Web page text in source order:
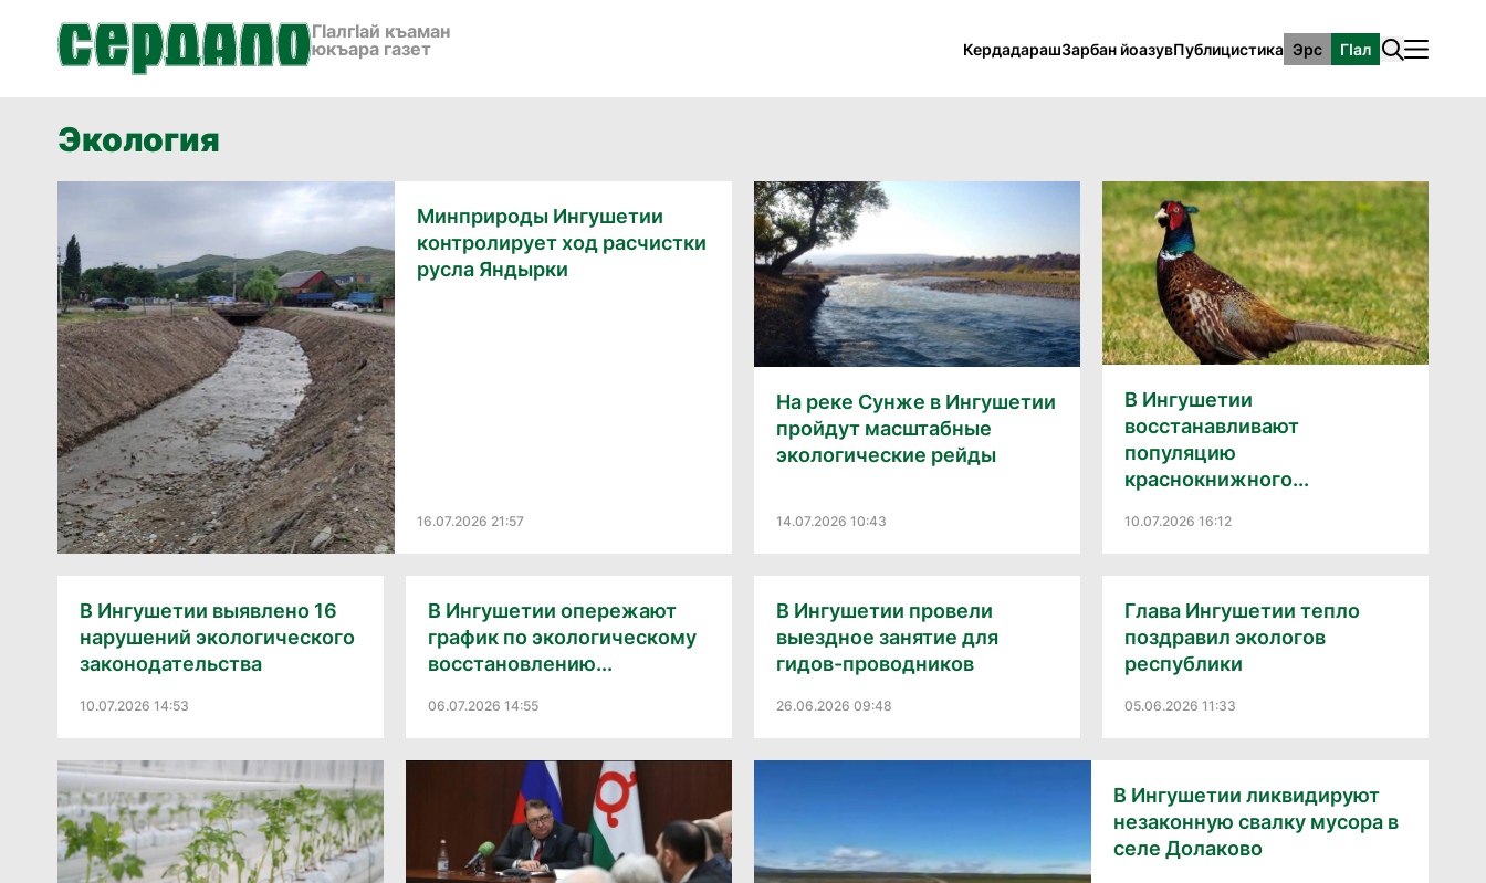
ГӀалгӀай къаман
юкъара газет
КердадарашЗарбан йоазувПублицистика Эрс ГӀал
Экология
Минприроды Ингушетии
контролирует ход расчистки
русла Яндырки
16.07.2026 21:57
На реке Сунже в Ингушетии
пройдут масштабные
экологические рейды
14.07.2026 10:43
В Ингушетии
восстанавливают
популяцию
краснокнижного...
10.07.2026 16:12
В Ингушетии выявлено 16
нарушений экологического
законодательства
10.07.2026 14:53
В Ингушетии опережают
график по экологическому
восстановлению...
06.07.2026 14:55
В Ингушетии провели
выездное занятие для
гидов-проводников
26.06.2026 09:48
Глава Ингушетии тепло
поздравил экологов
республики
05.06.2026 11:33
В Ингушетии ликвидируют
незаконную свалку мусора в
селе Долаково